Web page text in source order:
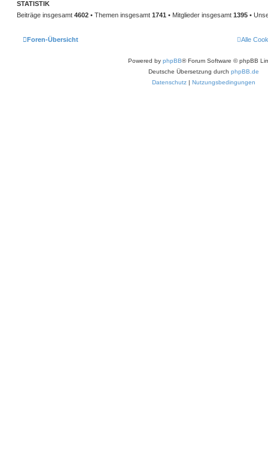
STATISTIK
Beiträge insgesamt 4602 • Themen insgesamt 1741 • Mitglieder insgesamt 1395 •
Foren-Übersicht Alle
Powered by phpBB® Forum Software © phpBB
Deutsche Übersetzung durch phpBB.de
Datenschutz | Nutzungsbedingungen